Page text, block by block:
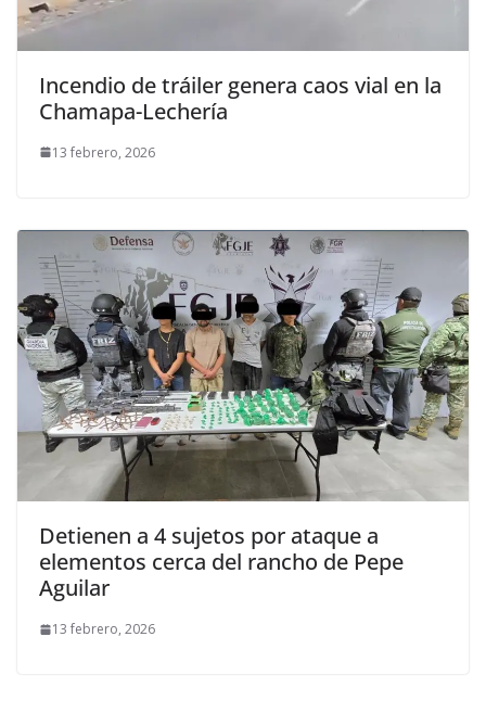
Incendio de tráiler genera caos vial en la
Chamapa-Lechería
13 febrero, 2026
Detienen a 4 sujetos por ataque a
elementos cerca del rancho de Pepe
Aguilar
13 febrero, 2026